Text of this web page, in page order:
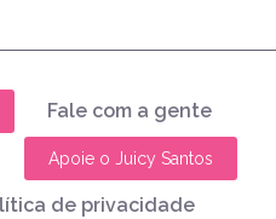
Fale com a gente
Apoie o Juicy Santos
de privacidade